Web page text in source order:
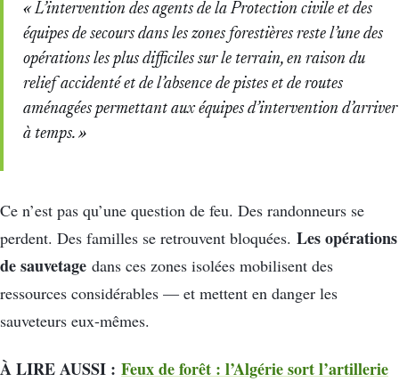
« L’intervention des agents de la Protection civile et des
équipes de secours dans les zones forestières reste l’une des
opérations les plus difficiles sur le terrain, en raison du
relief accidenté et de l’absence de pistes et de routes
aménagées permettant aux équipes d’intervention d’arriver
à temps. »
Ce n’est pas qu’une question de feu. Des randonneurs se
perdent. Des familles se retrouvent bloquées. Les opérations
de sauvetage dans ces zones isolées mobilisent des
ressources considérables — et mettent en danger les
sauveteurs eux-mêmes.
À LIRE AUSSI : Feux de forêt : l’Algérie sort l’artillerie